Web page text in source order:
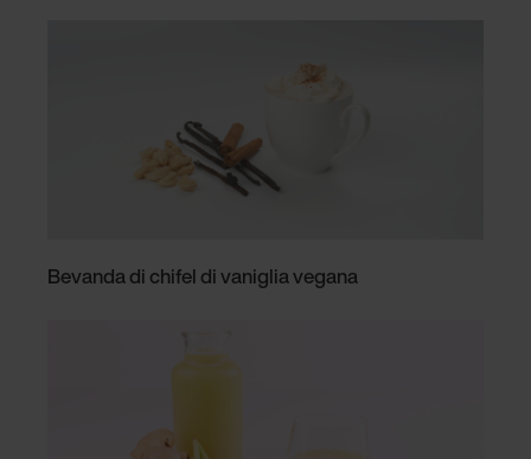
Bevanda di chifel di vaniglia vegana